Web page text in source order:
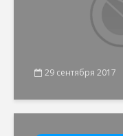
29 сентября 2017